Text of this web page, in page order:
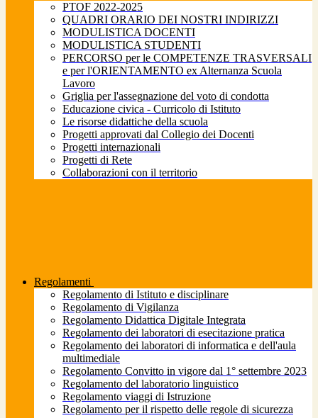
PTOF 2022-2025
QUADRI ORARIO DEI NOSTRI INDIRIZZI
MODULISTICA DOCENTI
MODULISTICA STUDENTI
PERCORSO per le COMPETENZE TRASVERSALI
e per l'ORIENTAMENTO ex Alternanza Scuola
Lavoro
Griglia per l'assegnazione del voto di condotta
Educazione civica - Curricolo di Istituto
Le risorse didattiche della scuola
Progetti approvati dal Collegio dei Docenti
Progetti internazionali
Progetti di Rete
Collaborazioni con il territorio
Regolamenti
Regolamento di Istituto e disciplinare
Regolamento di Vigilanza
Regolamento Didattica Digitale Integrata
Regolamento dei laboratori di esecitazione pratica
Regolamento dei laboratori di informatica e dell'aula
multimediale
Regolamento Convitto in vigore dal 1° settembre 2023
Regolamento del laboratorio linguistico
Regolamento viaggi di Istruzione
Regolamento per il rispetto delle regole di sicurezza